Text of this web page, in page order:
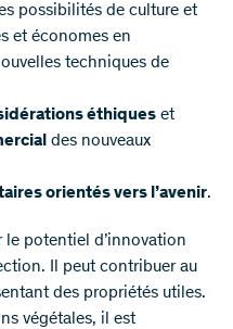
possibilités de culture et
et économes en
techniques de
éthiques et
des nouveaux
orientés vers l’avenir.
le potentiel d’innovation
Il peut contribuer au
des propriétés utiles.
végétales, il est